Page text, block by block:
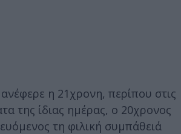
η 21χρονη, περίπου στις
της ίδιας ημέρας, ο 20χρονος
τη φιλική συμπάθειά